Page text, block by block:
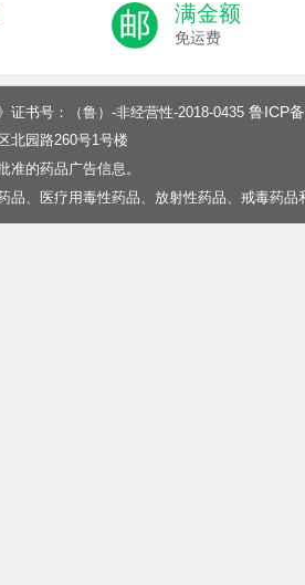
满金额
免运费
证书号：（鲁）-非经营性-2018-0435 鲁ICP
北园路260号1号楼
准的药品广告信息。
品、医疗用毒性药品、放射性药品、戒毒药